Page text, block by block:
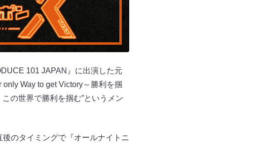
101 JAPAN』に出演した元
Way to get Victory～勝利を掴
の世界で勝利を掴む”というメン
のタイミングで『オールナイトニ